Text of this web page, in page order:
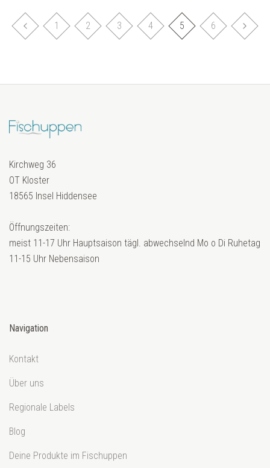
1 2 3 4 5 6
Kirchweg 36
OT Kloster
18565 Insel Hiddensee
Öffnungszeiten:
meist 11-17 Uhr Hauptsaison tägl. abwechselnd Mo o Di Ruhetag
11-15 Uhr Nebensaison
Navigation
Kontakt
Über uns
Regionale Labels
Blog
Deine Produkte im Fischuppen